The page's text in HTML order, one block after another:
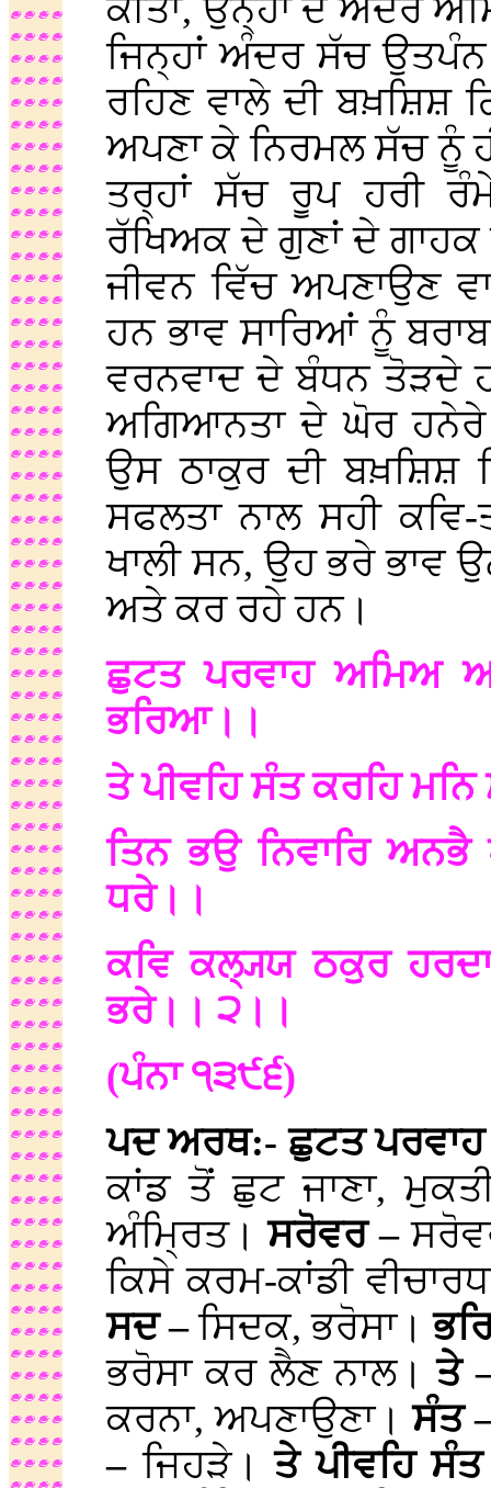
ਕੀਤਾ, ਉਨ੍ਹਾਂ ਦੇ ਅੰਦਰ
ਜਿਨ੍ਹਾਂ ਅੰਦਰ ਸੱਚ
ਰਹਿਣ ਵਾਲੇ ਦੀ
ਅਪਣਾ ਕੇ ਨਿਰਮਲ ਸੱਚ
ਤਰ੍ਹਾਂ ਸੱਚ ਰੂਪ ਹਰੀ
ਰੱਖਿਅਕ ਦੇ ਗੁਣਾਂ ਦੇ
ਜੀਵਨ ਵਿੱਚ ਅਪਣਾਉਣ
ਹਨ ਭਾਵ ਸਾਰਿਆਂ ਨੂੰ
ਵਰਨਵਾਦ ਦੇ ਬੰਧਨ ਤੋੜਦੇ
ਅਗਿਆਨਤਾ ਦੇ ਘੋਰ ਹਨੇਰੇ
ਉਸ ਠਾਕੁਰ ਦੀ ਬਖ਼ਸ਼ਿਸ਼
ਸਫਲਤਾ ਨਾਲ ਸਹੀ
ਖਾਲੀ ਸਨ, ਉਹ ਭਰੇ ਭਾਵ
ਅਤੇ ਕਰ ਰਹੇ ਹਨ।
ਛੁਟਤ ਪਰਵਾਹ ਅਮਿਅ
ਭਰਿਆ।।
ਤੇ ਪੀਵਹਿ ਸੰਤ ਕਰਹਿ
ਤਿਨ ਭਉ ਨਿਵਾਰਿ
ਧਰੇ।।
ਕਵਿ ਕਲ੍ਯ੍ਯ ਠਕੁਰ
ਭਰੇ।। ੨।।
(ਪੰਨਾ ੧੩੯੬)
ਪਦ ਅਰਥ:- ਛੁਟਤ
ਕਾਂਡ ਤੋਂ ਛੁਟ ਜਾਣਾ,
ਅੰਮ੍ਰਿਤ।ਸਰੋਵਰ –
ਕਿਸੇ ਕਰਮ-ਕਾਂਡੀ
ਸਦ –ਸਿਦਕ, ਭਰੋਸਾ।
ਭਰੋਸਾ ਕਰ ਲੈਣ ਨਾਲ।ਤੇ
ਕਰਨਾ, ਅਪਣਾਉਣਾ।ਸੰਤ
–ਜਿਹੜੇ।ਤੇ ਪੀਵਹਿ